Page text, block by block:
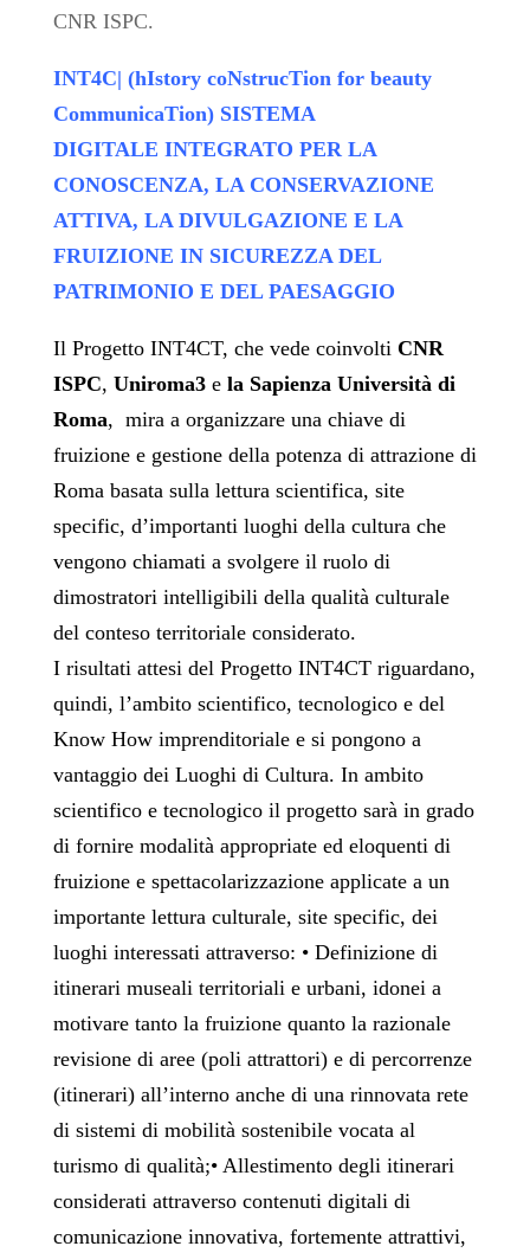
CNR ISPC.
INT4C| (hIstory coNstrucTion for beauty
CommunicaTion) SISTEMA
DIGITALE INTEGRATO PER LA
CONOSCENZA, LA CONSERVAZIONE
ATTIVA, LA DIVULGAZIONE E LA
FRUIZIONE IN SICUREZZA DEL
PATRIMONIO E DEL PAESAGGIO
Il Progetto INT4CT, che vede coinvolti CNR
ISPC, Uniroma3 ela Sapienza Università di
Roma, mira a organizzare una chiave di
fruizione e gestione della potenza di attrazione di
Roma basata sulla lettura scientifica, site
specific, d’importanti luoghi della cultura che
vengono chiamati a svolgere il ruolo di
dimostratori intelligibili della qualità culturale
del conteso territoriale considerato.
I risultati attesi del Progetto INT4CT riguardano,
quindi, l’ambito scientifico, tecnologico e del
Know How imprenditoriale e si pongono a
vantaggio dei Luoghi di Cultura. In ambito
scientifico e tecnologico il progetto sarà in grado
di fornire modalità appropriate ed eloquenti di
fruizione e spettacolarizzazione applicate a un
importante lettura culturale, site specific, dei
luoghi interessati attraverso: • Definizione di
itinerari museali territoriali e urbani, idonei a
motivare tanto la fruizione quanto la razionale
revisione di aree (poli attrattori) e di percorrenze
(itinerari) all’interno anche di una rinnovata rete
di sistemi di mobilità sostenibile vocata al
turismo di qualità;• Allestimento degli itinerari
considerati attraverso contenuti digitali di
comunicazione innovativa, fortemente attrattivi,